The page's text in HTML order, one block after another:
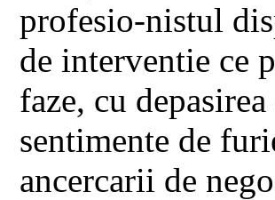
profesio-nistul
de interventie ce
faze, cu
sentimente de
ancercarii de